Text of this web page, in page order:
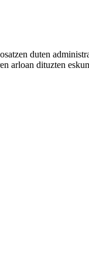
duten
arloan dituzten